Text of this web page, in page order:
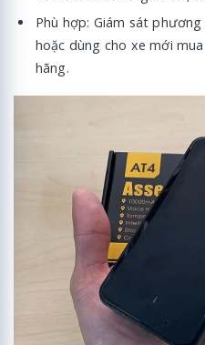
Phù hợp: Giám sát
hoặc dùng cho xe mới
hãng.